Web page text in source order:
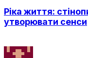
Ріка життя:
утворювати сенси